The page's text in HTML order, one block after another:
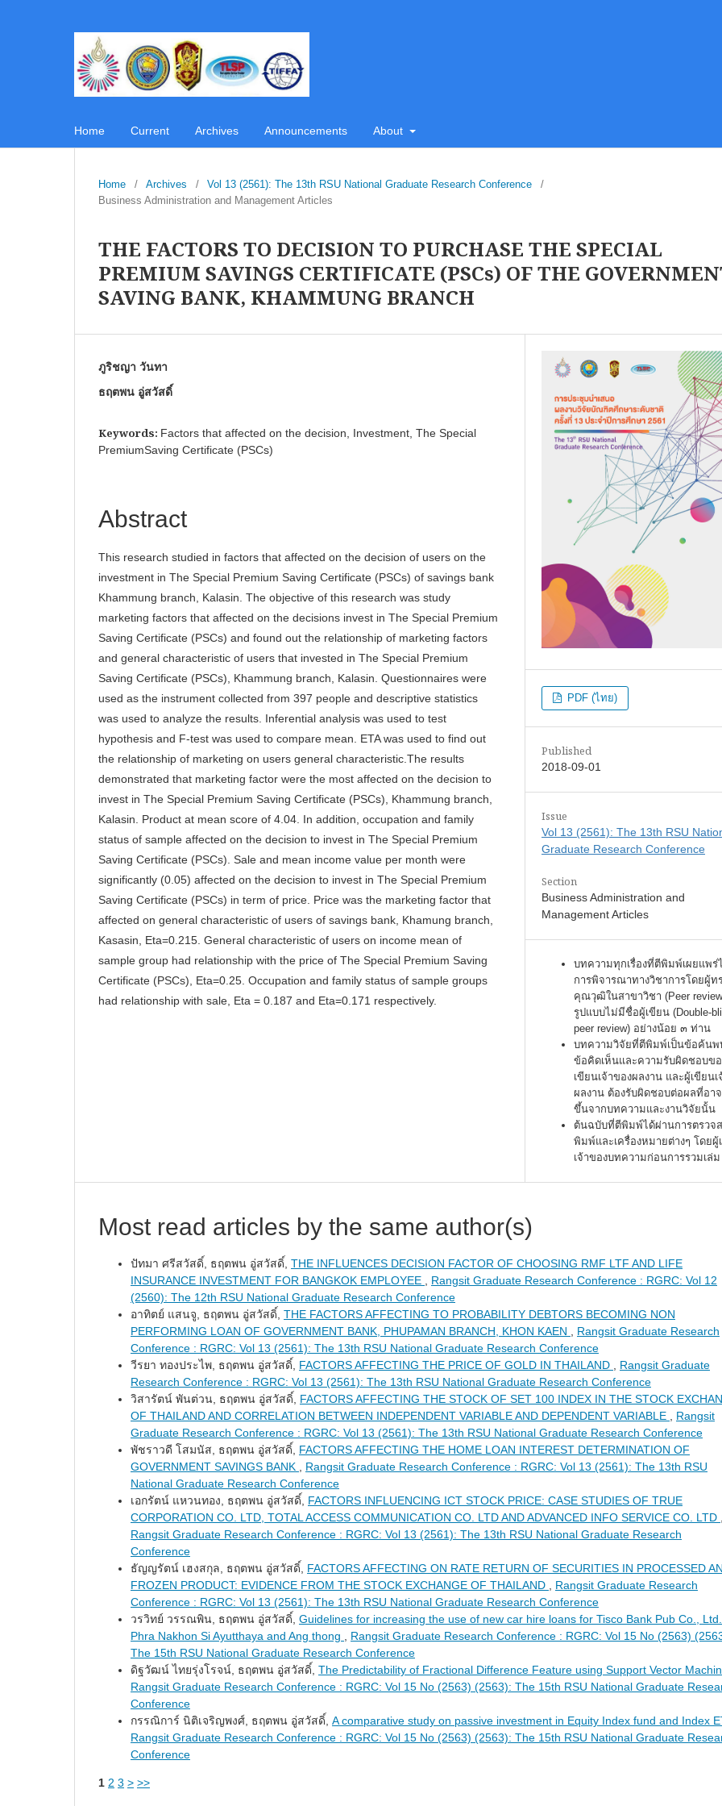
Home Current Archives Announcements About
Home / Archives / Vol 13 (2561): The 13th RSU National Graduate Research Conference
/
Business Administration and Management Articles
THE FACTORS TO DECISION TO PURCHASE THE SPECIAL
PREMIUM SAVINGS CERTIFICATE (PSCs) OF THE
SAVING BANK, KHAMMUNG BRANCH
ภูริชญา วันทา
ธฤตพน อู่สวัสดิ์
Keywords: Factors that affected on the decision, Investment, The Special
PremiumSaving Certificate (PSCs)
Abstract
This research studied in factors that affected on the decision of users on the
investment in The Special Premium Saving Certificate (PSCs) of savings bank
Khammung branch, Kalasin. The objective of this research was study
marketing factors that affected on the decisions invest in The Special Premium
Saving Certificate (PSCs) and found out the relationship of marketing factors
and general characteristic of users that invested in The Special Premium
Saving Certificate (PSCs), Khammung branch, Kalasin. Questionnaires were
used as the instrument collected from 397 people and descriptive statistics
was used to analyze the results. Inferential analysis was used to test
hypothesis and F-test was used to compare mean. ETA was used to find out
the relationship of marketing on users general characteristic.The results
demonstrated that marketing factor were the most affected on the decision to
invest in The Special Premium Saving Certificate (PSCs), Khammung branch,
Kalasin. Product at mean score of 4.04. In addition, occupation and family
status of sample affected on the decision to invest in The Special Premium
Saving Certificate (PSCs). Sale and mean income value per month were
significantly (0.05) affected on the decision to invest in The Special Premium
Saving Certificate (PSCs) in term of price. Price was the marketing factor that
affected on general characteristic of users of savings bank, Khamung branch,
Kasasin, Eta=0.215. General characteristic of users on income mean of
sample group had relationship with the price of The Special Premium Saving
Certificate (PSCs), Eta=0.25. Occupation and family status of sample groups
had relationship with sale, Eta = 0.187 and Eta=0.171 respectively.
PDF (ไทย)
Published
2018-09-01
Issue
Vol 13 (2561): The 13th RSU
Graduate Research Conference
Section
Business Administration and
Management Articles
บทความทุกเรื่องที่ตีพิมพ์เผยแพร่
การพิจารณาทางวิชาการโดยผู้ท
คุณวุฒิในสาขาวิชา (Peer
รูปแบบไม่มีชื่อผู้เขียน (Double-
peer review) อย่างน้อย ๓ ท่าน
บทความวิจัยที่ตีพิมพ์เป็นข้อค้นพ
ข้อคิดเห็นและความรับผิดชอบขอ
เขียนเจ้าของผลงาน และผู้เขียนเ
ผลงาน ต้องรับผิดชอบต่อผลที่อาจ
ขึ้นจากบทความและงานวิจัยนั้น
ต้นฉบับที่ตีพิมพ์ได้ผ่านการตรวจ
พิมพ์และเครื่องหมายต่างๆ โดยผู้
เจ้าของบทความก่อนการรวมเล่ม
Most read articles by the same author(s)
ปัทมา ศรีสวัสดิ์, ธฤตพน อู่สวัสดิ์, THE INFLUENCES DECISION FACTOR OF CHOOSING RMF LTF AND LIFE
INSURANCE INVESTMENT FOR BANGKOK EMPLOYEE
Rangsit Graduate Research Conference : RGRC: Vol 12
(2560): The 12th RSU National Graduate Research Conference
อาทิตย์ แสนจู, ธฤตพน อู่สวัสดิ์, THE FACTORS AFFECTING TO PROBABILITY DEBTORS BECOMING NON
PERFORMING LOAN OF GOVERNMENT BANK, PHUPAMAN BRANCH, KHON KAEN
Rangsit Graduate Research
Conference : RGRC: Vol 13 (2561): The 13th RSU National Graduate Research Conference
วีรยา ทองประไพ, ธฤตพน อู่สวัสดิ์, FACTORS AFFECTING THE PRICE OF GOLD IN THAILAND
Rangsit Graduate
Research Conference : RGRC: Vol 13 (2561): The 13th RSU National Graduate Research Conference
วิสารัตน์ พันต่วน, ธฤตพน อู่สวัสดิ์, FACTORS AFFECTING THE STOCK OF SET 100 INDEX IN THE STOCK
OF THAILAND AND CORRELATION BETWEEN INDEPENDENT VARIABLE AND DEPENDENT VARIABLE
Rangsit
Graduate Research Conference : RGRC: Vol 13 (2561): The 13th RSU National Graduate Research Conference
พัชราวดี โสมนัส, ธฤตพน อู่สวัสดิ์, FACTORS AFFECTING THE HOME LOAN INTEREST DETERMINATION OF
GOVERNMENT SAVINGS BANK
Rangsit Graduate Research Conference : RGRC: Vol 13 (2561): The 13th RSU
National Graduate Research Conference
เอกรัตน์ แหวนทอง, ธฤตพน อู่สวัสดิ์, FACTORS INFLUENCING ICT STOCK PRICE: CASE STUDIES OF TRUE
CORPORATION CO. LTD, TOTAL ACCESS COMMUNICATION CO. LTD AND ADVANCED INFO SERVICE CO. LTD
Rangsit Graduate Research Conference : RGRC: Vol 13 (2561): The 13th RSU National Graduate Research
Conference
ธัญญรัตน์ เฮงสกุล, ธฤตพน อู่สวัสดิ์, FACTORS AFFECTING ON RATE RETURN OF SECURITIES IN PROCESSED
FROZEN PRODUCT: EVIDENCE FROM THE STOCK EXCHANGE OF THAILAND
Rangsit Graduate Research
Conference : RGRC: Vol 13 (2561): The 13th RSU National Graduate Research Conference
วรวิทย์ วรรณพิน, ธฤตพน อู่สวัสดิ์, Guidelines for increasing the use of new car hire loans for Tisco Bank Pub Co.,
Phra Nakhon Si Ayutthaya and Ang thong
Rangsit Graduate Research Conference : RGRC: Vol 15 No (2563)
The 15th RSU National Graduate Research Conference
ดิฐวัฒน์ ไทยรุ่งโรจน์, ธฤตพน อู่สวัสดิ์, The Predictability of Fractional Difference Feature using Support Vector
Rangsit Graduate Research Conference : RGRC: Vol 15 No (2563) (2563): The 15th RSU National Graduate
Conference
กรรณิการ์ นิติเจริญพงศ์, ธฤตพน อู่สวัสดิ์, A comparative study on passive investment in Equity Index fund and Index
Rangsit Graduate Research Conference : RGRC: Vol 15 No (2563) (2563): The 15th RSU National Graduate
Conference
1 2 3 > >>